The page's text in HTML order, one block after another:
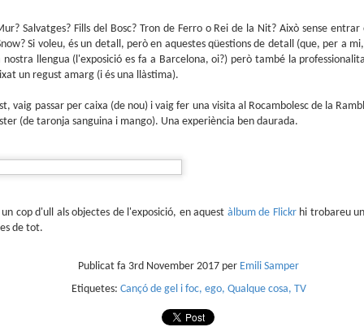
Salvatges? Fills del Bosc? Tron de Ferro o Rei de la Nit? Això sense
Si voleu, és un detall, però en aquestes qüestions de detall (que, per a
llengua (l'exposició es fa a Barcelona, oi?) però també la
un regust amarg (i és una llàstima).
vaig passar per caixa (de nou) i vaig fer una visita al Rocambolesc de la
(de taronja sanguina i mango). Una experiència ben daurada.
cop d'ull als objectes de l'exposició, en aquest àlbum de Flickrhi trobareu
de tot.
Publicat fa 3rd November 2017 per Emili Samper
Etiquetes: Cançó de gel i foc ego Qualque cosa TV
2021
humanes esdevenen protagonistes.
Parlant de Spirou a No solo cine
Club de lectura de còmics: primavera de 2025